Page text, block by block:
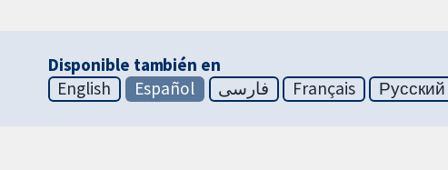
Disponible también en
English
Español فارسی Français Русский